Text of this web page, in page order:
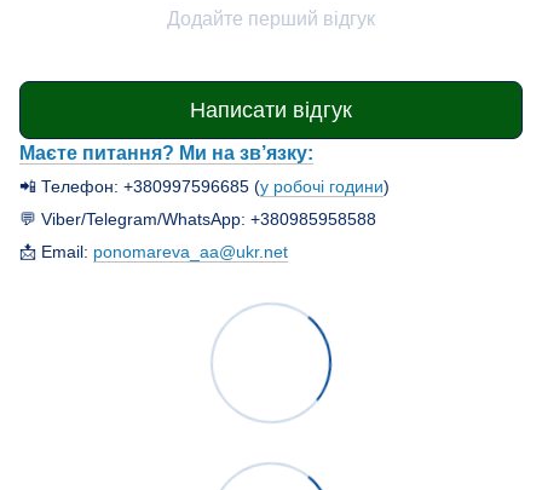
Додайте перший відгук
Написати відгук
Маєте питання? Ми на зв’язку:
📲 Телефон: +380997596685 (у робочі години)
💬 Viber/Telegram/WhatsApp: +380985958588
📩 Email: ponomareva_aa@ukr.net